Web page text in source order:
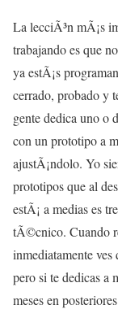
La lecciÃ³n mÃ¡s
trabajando es que
ya estÃ¡s
cerrado, probado y
gente dedica uno o
con un prototipo a
ajustÃ¡ndolo. Yo
prototipos que al
estÃ¡ a medias es
tÃ©cnico. Cuando
inmediatamente
pero si te dedicas a
meses en